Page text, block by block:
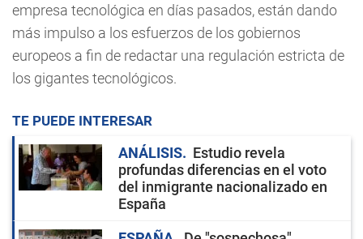
empresa tecnológica en días pasados, están dando
más impulso a los esfuerzos de los gobiernos
europeos a fin de redactar una regulación estricta de
los gigantes tecnológicos.
TE PUEDE INTERESAR
ANÁLISIS
Estudio revela
profundas diferencias en el voto
del inmigrante nacionalizado en
España